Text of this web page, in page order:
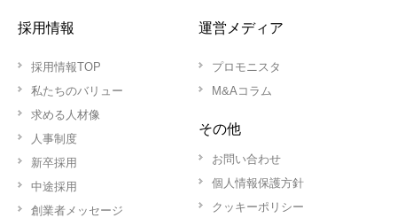
採用情報
採用情報TOP
私たちのバリュー
求める人材像
人事制度
新卒採用
中途採用
創業者メッセージ
運営メディア
プロモニスタ
M&Aコラム
その他
お問い合わせ
個人情報保護方針
クッキーポリシー